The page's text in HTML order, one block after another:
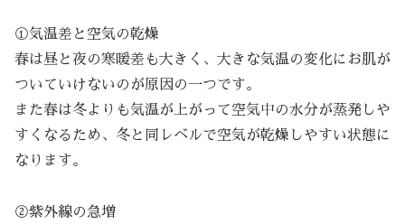
①気温差と空気の乾燥
春は昼と夜の寒暖差も大きく、大きな気温の変化にお肌が
ついていけないのが原因の一つです。
また春は冬よりも気温が上がって空気中の水分が蒸発しや
すくなるため、冬と同レベルで空気が乾燥しやすい状態に
なります。
②紫外線の急増